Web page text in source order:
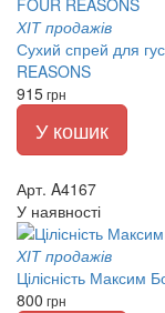
ХІТ продажів
Сухий спрей для
REASONS
915грн
У кошик
Арт. A4167
У наявності
ХІТ продажів
Цілісність Максим
800 грн